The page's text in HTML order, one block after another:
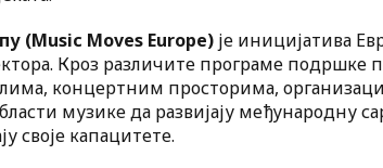
(Music Moves Europe) је иницијатива
Кроз различите програме
концертним просторима,
музике да развијају међународну
своје капацитете.